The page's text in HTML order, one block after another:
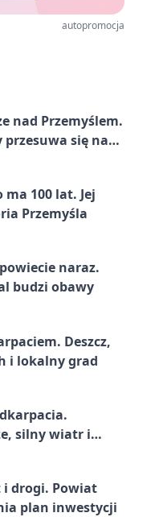
autopromocja
nad Przemyślem.
przesuwa się na
ma 100 lat. Jej
Przemyśla
naraz.
budzi obawy
Deszcz,
i lokalny grad
silny wiatr i
drogi. Powiat
plan inwestycji